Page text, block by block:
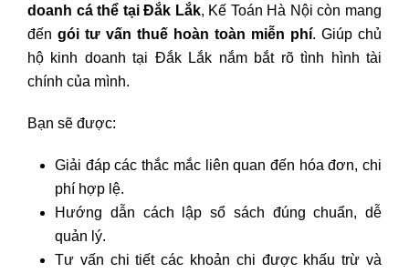
doanh cá thể tại Đắk Lắk, Kế Toán Hà Nội còn mang
đến gói tư vấn thuế hoàn toàn miễn phí. Giúp chủ
hộ kinh doanh tại Đắk Lắk nắm bắt rõ tình hình tài
chính của mình.
Bạn sẽ được:
Giải đáp các thắc mắc liên quan đến hóa đơn, chi
phí hợp lệ.
Hướng dẫn cách lập sổ sách đúng chuẩn, dễ
quản lý.
Tư vấn chi tiết các khoản chi được khấu trừ và